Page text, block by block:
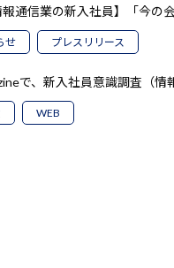
報通信業の新入社員】「今
せ プレスリリース
で、新入社員意識調査（
WEB